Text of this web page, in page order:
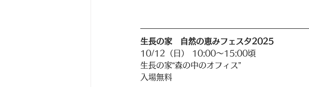
生長の家　自然の恵みフェスタ2025
10/12（日） 10:00〜15:00頃
生長の家“森の中のオフィス”
入場無料